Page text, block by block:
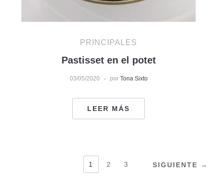
PRINCIPALES
Pastisset en el potet
03/05/2020 por Tona Sixto
LEER MÁS
PAGINACIÓN1 2 3 SIGUIENTE →